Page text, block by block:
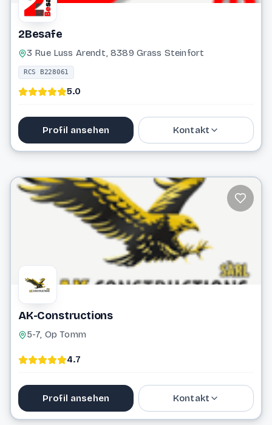
2Besafe
3 Rue Luss Arendt, 8389 Grass Steinfort
RCS B228061
5.0
Profil ansehen Kontakt
info@2besafe.lu
AK-Constructions
5-7, Op Tomm
4.7
Profil ansehen Kontakt